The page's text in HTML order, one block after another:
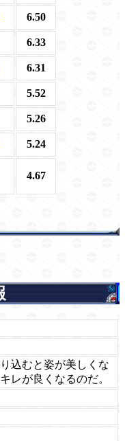
6.50
6.33
6.31
5.52
5.26
5.24
4.67
込むと姿が美しくな
レが良くなるのだ。